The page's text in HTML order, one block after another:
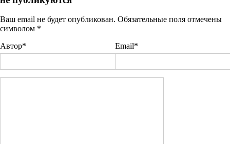
Ваш email не будет опубликован. Обязательные поля отмечены
символом *
Автор*
Email*